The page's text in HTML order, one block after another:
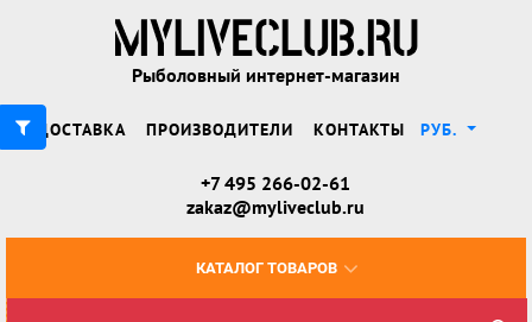
Рыболовный интернет-магазин
ДОСТАВКА ПРОИЗВОДИТЕЛИ КОНТАКТЫ РУБ.
+7 495 266-02-61
zakaz@myliveclub.ru
КАТАЛОГ ТОВАРОВ